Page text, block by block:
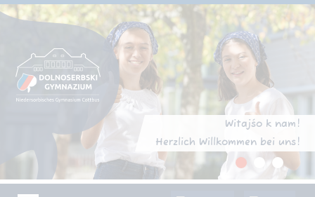
Witajśo k nam!
Herzlich Willkommen bei uns!